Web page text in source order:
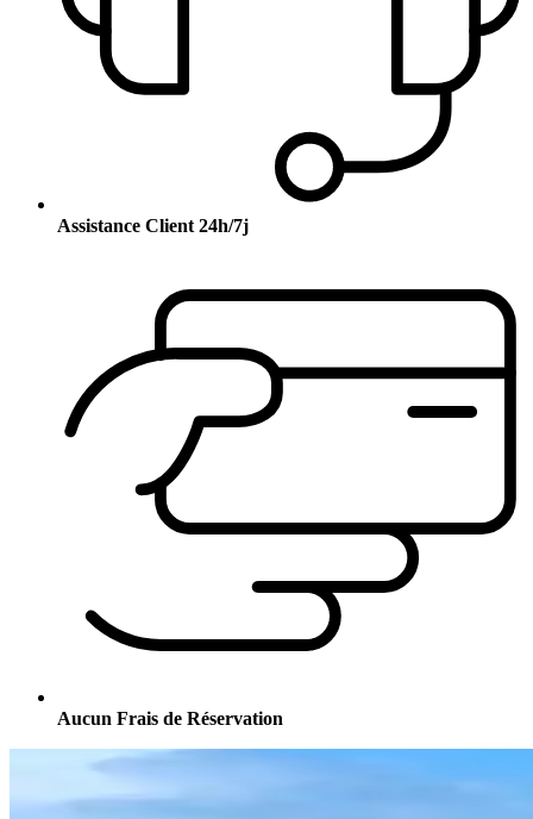
Assistance Client 24h/7j
Aucun Frais de Réservation